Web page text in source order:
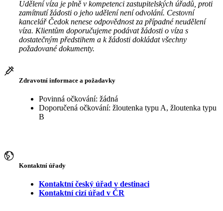
Udělení víza je plně v kompetenci zastupitelských úřadů, proti
zamítnutí žádosti o jeho udělení není odvolání. Cestovní
kancelář Čedok nenese odpovědnost za případné neudělení
víza. Klientům doporučujeme podávat žádosti o víza s
dostatečným předstihem a k žádosti dokládat všechny
požadované dokumenty.
Zdravotní informace a požadavky
Povinná očkování: žádná
Doporučená očkování: žloutenka typu A, žloutenka typu
B
Kontaktní úřady
Kontaktní český úřad v destinaci
Kontaktní cizí úřad v ČR